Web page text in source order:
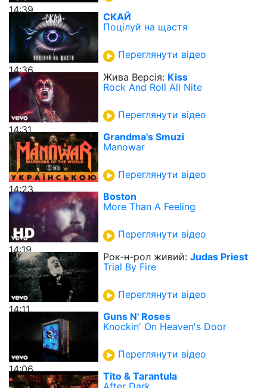
14:39
14:36
СКАЙ
Поцілуй на щастя
Переглянути відео
14:31
Жива Версія: Kiss
Rock And Roll All Nite
Переглянути відео
14:23
Grandma's Smuzi
Manowar
Переглянути відео
14:19
Boston
More Than A Feeling
Переглянути відео
14:11
Рок-н-рол живий: Judas Priest
Trial By Fire
Переглянути відео
14:06
Guns N' Roses
Knockin' On Heaven's Door
Переглянути відео
Tito & Tarantula